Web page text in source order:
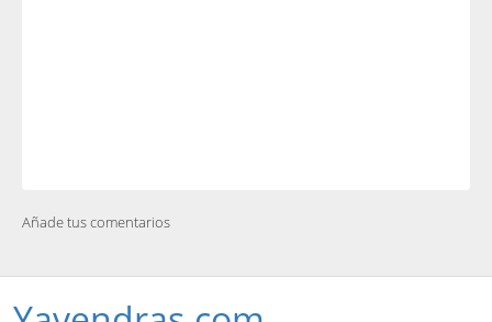
Añade tus comentarios